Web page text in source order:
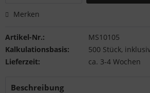
Merken
Artikel-Nr.:
MS10105
Kalkulationsbasis:
500 Stück,
Lieferzeit:
ca. 3-4 Wochen
Beschreibung